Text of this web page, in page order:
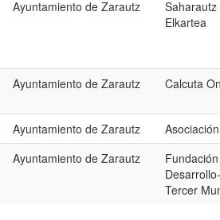
Ayuntamiento de Zarautz
Elkartea
Ayuntamiento de Zarautz Calcuta
Ayuntamiento de Zarautz
Ayuntamiento de Zarautz
Tercer